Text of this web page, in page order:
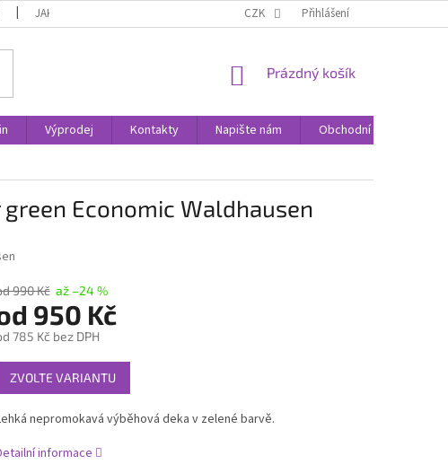
JAK NAKUPOVAT CZK Přihlášení
NÁKUPNÍ
Prázdný košík
Výprodej Kontakty Napište nám
Obchodní podmínky
Economic Waldhausen
990 Kč až –24 %
950 Kč
785 Kčbez DPH
cena:
ZVOLTE VARIANTU
nepromokavá výběhová deka v zelené barvě.
informace